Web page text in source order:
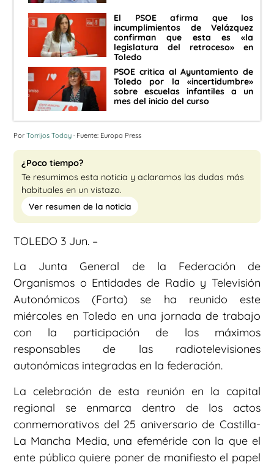
El PSOE afirma que los
incumplimientos de Velázquez
confirman que esta es «la
legislatura del retroceso» en
Toledo
PSOE critica al Ayuntamiento de
Toledo por la «incertidumbre»
sobre escuelas infantiles a un
mes del inicio del curso
Por Torrijos Today · Fuente: Europa Press
¿Poco tiempo?
Te resumimos esta noticia y aclaramos las dudas más
habituales en un vistazo.
Ver resumen de la noticia
TOLEDO 3 Jun. –
La Junta General de la Federación de
Organismos o Entidades de Radio y Televisión
Autonómicos (Forta) se ha reunido este
miércoles en Toledo en una jornada de trabajo
con la participación de los máximos
responsables de las radiotelevisiones
autonómicas integradas en la federación.
La celebración de esta reunión en la capital
regional se enmarca dentro de los actos
conmemorativos del 25 aniversario de Castilla-
La Mancha Media, una efeméride con la que el
ente público quiere poner de manifiesto el papel